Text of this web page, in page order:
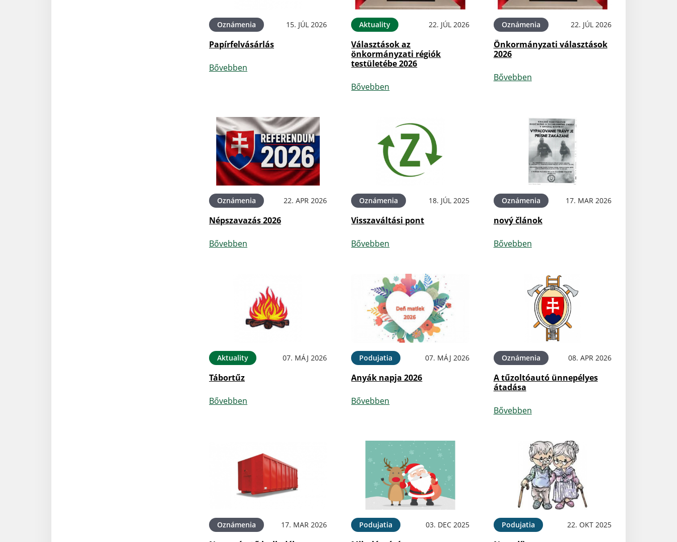
Oznámenia 15. JÚL 2026
Papírfelvásárlás
Bővebben
Aktuality 22. JÚL 2026
Választások az
önkormányzati régiók
testületébe 2026
Bővebben
Oznámenia 22. JÚL 2026
Önkormányzati választások
2026
Bővebben
Oznámenia 22. APR 2026
Népszavazás 2026
Bővebben
Oznámenia 18. JÚL 2025
Visszaváltási pont
Bővebben
Oznámenia 17. MAR 2026
nový článok
Bővebben
Aktuality 07. MÁJ 2026
Tábortűz
Bővebben
Podujatia 07. MÁJ 2026
Anyák napja 2026
Bővebben
Oznámenia 08. APR 2026
A tűzoltóautó ünnepélyes
átadása
Bővebben
Oznámenia 17. MAR 2026 Podujatia 03. DEC 2025 Podujatia 22. OKT 2025